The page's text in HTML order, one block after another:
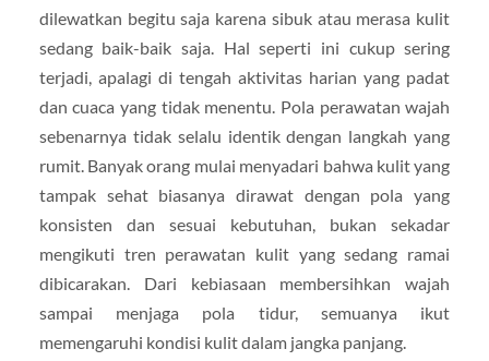
dilewatkan begitu saja karena sibuk atau merasa kulit
sedang baik-baik saja. Hal seperti ini cukup sering
terjadi, apalagi di tengah aktivitas harian yang padat
dan cuaca yang tidak menentu. Pola perawatan wajah
sebenarnya tidak selalu identik dengan langkah yang
rumit. Banyak orang mulai menyadari bahwa kulit yang
tampak sehat biasanya dirawat dengan pola yang
konsisten dan sesuai kebutuhan, bukan sekadar
mengikuti tren perawatan kulit yang sedang ramai
dibicarakan. Dari kebiasaan membersihkan wajah
sampai menjaga pola tidur, semuanya ikut
memengaruhi kondisi kulit dalam jangka panjang.